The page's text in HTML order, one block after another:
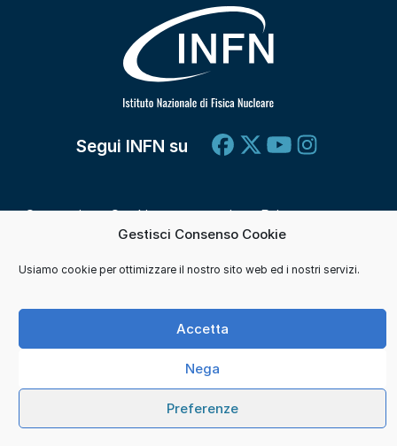
Gestisci Consenso Cookie
Usiamo cookie per ottimizzare il nostro sito web ed i nostri servizi.
Accetta
Nega
Preferenze
Segui INFN su
Contatti Cookie e consensi
Privacy